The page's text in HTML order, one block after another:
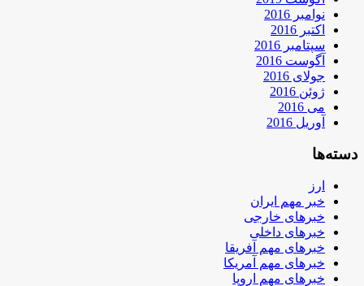
نوامبر 2016
اکتبر 2016
سپتامبر 2016
آگوست 2016
جولای 2016
ژوئن 2016
می 2016
آوریل 2016
دسته‌ها
ارز
خبر مهم ایران
خبرهای خارجی
خبرهای داخلی
خبرهای مهم آفریقا
خبرهای مهم آمریکا
خبرهای مهم اروپا